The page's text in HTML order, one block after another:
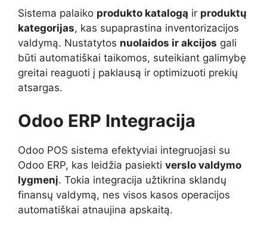
Sistema palaiko produkto katalogą ir produktų
kategorijas, kas supaprastina inventorizacijos
valdymą. Nustatytos nuolaidos ir akcijos gali
būti automatiškai taikomos, suteikiant galimybę
greitai reaguoti į paklausą ir optimizuoti prekių
atsargas.
Odoo ERP Integracija
Odoo POS sistema efektyviai integruojasi su
Odoo ERP, kas leidžia pasiekti verslo valdymo
lygmenį. Tokia integracija užtikrina sklandų
finansų valdymą, nes visos kasos operacijos
automatiškai atnaujina apskaitą.